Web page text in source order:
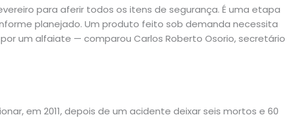
para aferir todos os itens de segurança. É uma etapa
planejado. Um produto feito sob demanda necessita
um alfaiate — comparou Carlos Roberto Osorio, secretário
em 2011, depois de um acidente deixar seis mortos e 60